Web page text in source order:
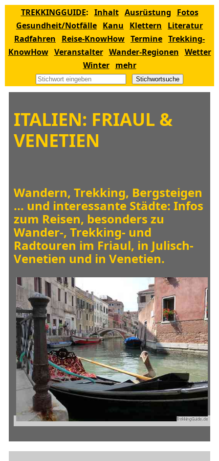
TREKKINGGUIDE: Inhalt Ausrüstung
Fotos
Gesundheit/Notfälle Kanu Klettern
Literatur
Radfahren
Reise-KnowHow Termine Trekking-
KnowHow Veranstalter Wander-Regionen Wetter
Winter
mehr
Stichwortsuche
ITALIEN: FRIAUL &
VENETIEN
Wandern, Trekking, Bergsteigen
... und interessante Städte: Infos
zum Reisen, besonders zu
Wander-, Trekking- und
Radtouren im Friaul, in Julisch-
Venetien und in Venetien.